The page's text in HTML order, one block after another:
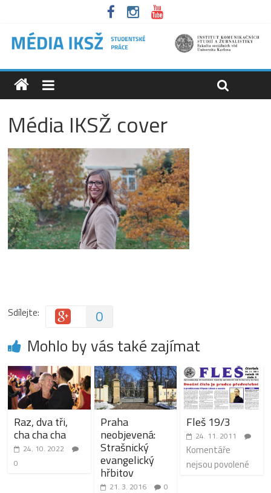
Média IKSŽ cover
Sdílejte: 0
Mohlo by vás také zajímat
Raz, dva tři,
cha cha cha
24. 10. 2022
0
Praha
neobjevená:
Strašnický
evangelický
hřbitov
21. 3. 2016 0
Fleš 19/3
24. 11. 2011
Komentáře
nejsou povolené